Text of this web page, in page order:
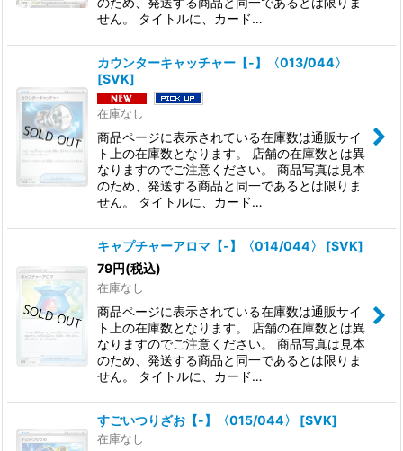
せん。 タイトルに、カード…
カウンターキャッチャー【-】〈013/044〉
[SVK]
在庫なし
商品ページに表示されている在庫数は通販サイ
ト上の在庫数となります。 店舗の在庫数とは異
なりますのでご注意ください。 商品写真は見本
のため、発送する商品と同一であるとは限りま
せん。 タイトルに、カード…
キャプチャーアロマ【-】〈014/044〉 [SVK]
79円(税込)
在庫なし
商品ページに表示されている在庫数は通販サイ
ト上の在庫数となります。 店舗の在庫数とは異
なりますのでご注意ください。 商品写真は見本
のため、発送する商品と同一であるとは限りま
せん。 タイトルに、カード…
すごいつりざお【-】〈015/044〉 [SVK]
在庫なし